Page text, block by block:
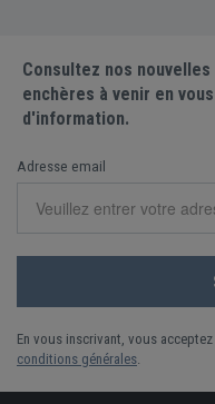
Consultez nos
enchères à venir en
d'information.
Adresse email
En vous inscrivant, vous
conditions générales.